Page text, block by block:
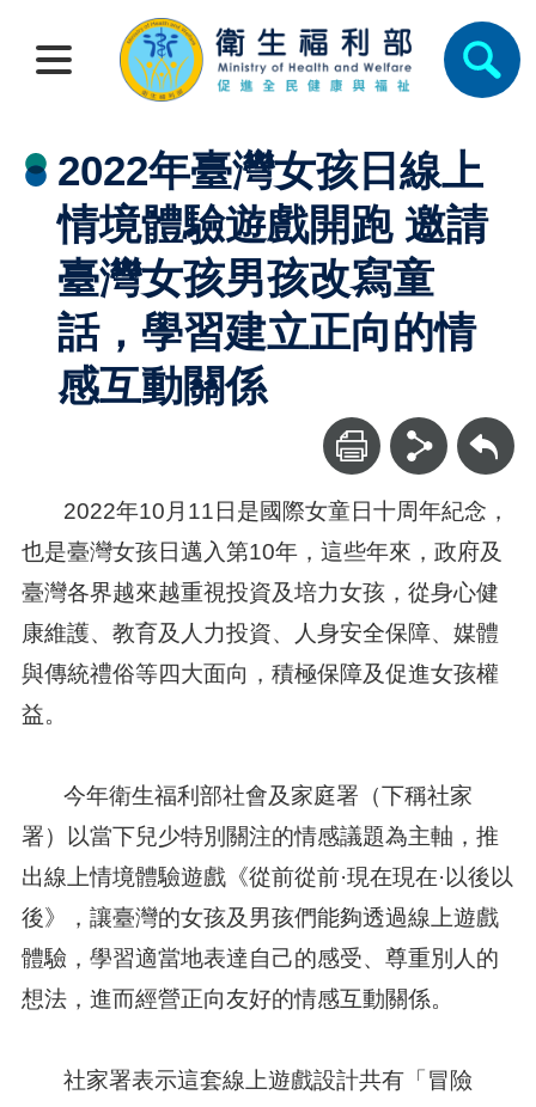
2022年臺灣女孩日線上
情境體驗遊戲開跑 邀請
臺灣女孩男孩改寫童
話，學習建立正向的情
感互動關係
回上一頁
2022年10月11日是國際女童日十周年紀念，
也是臺灣女孩日邁入第10年，這些年來，政府及
臺灣各界越來越重視投資及培力女孩，從身心健
康維護、教育及人力投資、人身安全保障、媒體
與傳統禮俗等四大面向，積極保障及促進女孩權
益。
今年衛生福利部社會及家庭署（下稱社家
署）以當下兒少特別關注的情感議題為主軸，推
出線上情境體驗遊戲《從前從前·現在現在·以後以
後》，讓臺灣的女孩及男孩們能夠透過線上遊戲
體驗，學習適當地表達自己的感受、尊重別人的
想法，進而經營正向友好的情感互動關係。
社家署表示這套線上遊戲設計共有「冒險